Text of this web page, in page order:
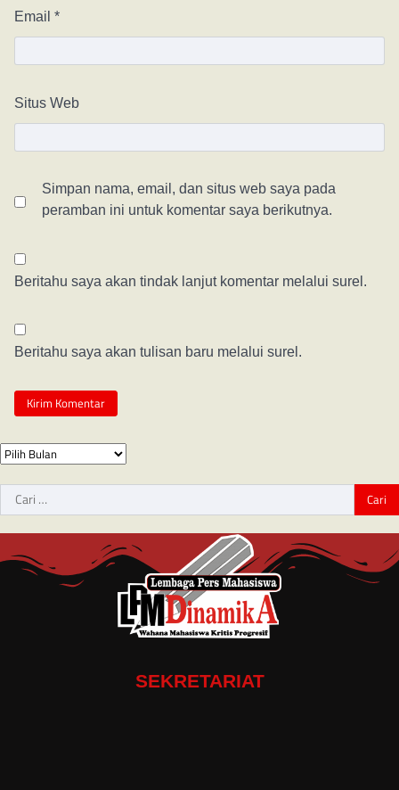
Email *
Situs Web
Simpan nama, email, dan situs web saya pada
peramban ini untuk komentar saya berikutnya.
Beritahu saya akan tindak lanjut komentar melalui surel.
Beritahu saya akan tulisan baru melalui surel.
SEKRETARIAT